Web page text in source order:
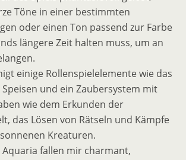
Töne in einer bestimmten
oder einen Ton passend zur Farbe
längere Zeit halten muss, um an
einige Rollenspielelemente wie das
und ein Zaubersystem mit
wie dem Erkunden der
das Lösen von Rätseln und Kämpfe
Kreaturen.
Aquaria fallen mir charmant,